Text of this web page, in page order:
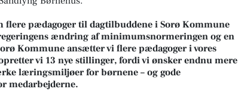
flere pædagoger til dagtilbuddene i Sorø Kommune
ændring af minimumsnormeringen og en
Kommune ansætter vi flere pædagoger i vores
vi 13 nye stillinger, fordi vi ønsker endnu mere
læringsmiljøer for børnene – og gode
medarbejderne.